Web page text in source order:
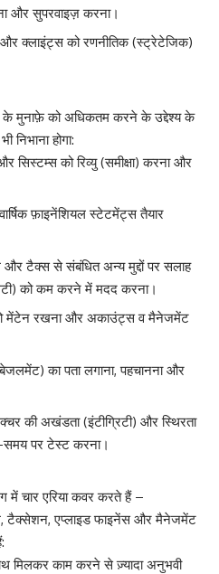
और सुपरवाइज़ करना।
और क्लाइंट्स को रणनीतिक (स्ट्रेटेजिक)
के मुनाफ़े को अधिकतम करने के उद्देश्य के
निभाना होगा:
सिस्टम्स को रिव्यु (समीक्षा) करना और
फ़ाइनेंशियल स्टेटमेंट्स तैयार
टैक्स से संबंधित अन्य मुद्दों पर सलाह
को कम करने में मदद करना।
मेंटेन रखना और अकाउंट्स व मैनेजमेंट
का पता लगाना, पहचानना और
की अखंडता (इंटीग्रिटी) और स्थिरता
समय पर टेस्ट करना।
में चार एरिया कवर करते हैं –
टैक्सेशन, एप्लाइड फाइनेंस और मैनेजमेंट
मिलकर काम करने से ज़्यादा अनुभवी